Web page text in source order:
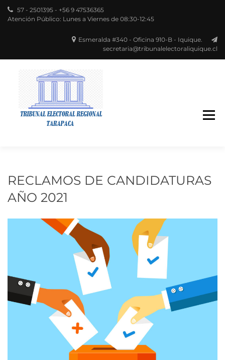
57 - 2501395 - +56 9 47536365
Atención Público: Lunes a Viernes de 08:30-12:45
Esmeralda #340 - Oficina 910-B - Iquique.
secretaria@tribunalelectoraliquique.cl
RECLAMOS DE CANDIDATURAS
AÑO 2021